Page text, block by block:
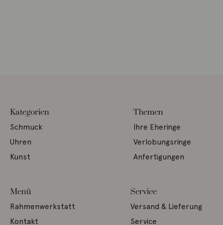
Kategorien
Schmuck
Uhren
Kunst
Themen
Ihre Eheringe
Verlobungsringe
Anfertigungen
Menü
Rahmenwerkstatt
Kontakt
Service
Versand & Lieferung
Service